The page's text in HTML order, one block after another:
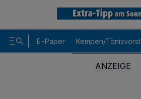
E-Paper Kempen/Tönisvorst